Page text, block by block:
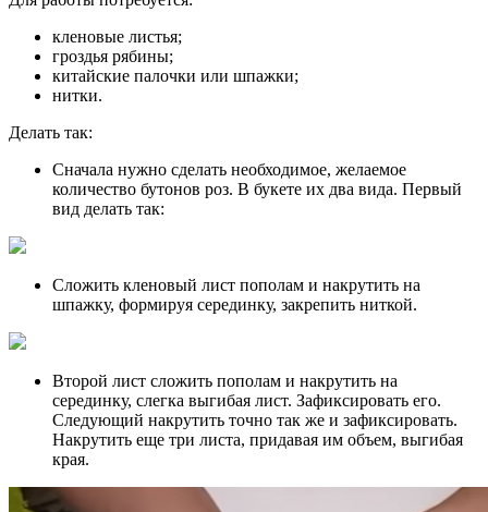
кленовые листья;
гроздья рябины;
китайские палочки или шпажки;
нитки.
Делать так:
Сначала нужно сделать необходимое, желаемое
количество бутонов роз. В букете их два вида. Первый
вид делать так:
Сложить кленовый лист пополам и накрутить на
шпажку, формируя серединку, закрепить ниткой.
Второй лист сложить пополам и накрутить на
серединку, слегка выгибая лист. Зафиксировать его.
Следующий накрутить точно так же и зафиксировать.
Накрутить еще три листа, придавая им объем, выгибая
края.